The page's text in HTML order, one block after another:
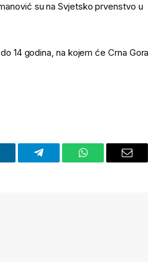
su na Svjetsko prvenstvo u
14 godina, na kojem će Crna
Telegram WhatsApp